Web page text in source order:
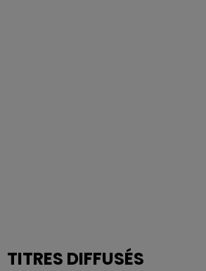
TITRES DIFFUSÉS